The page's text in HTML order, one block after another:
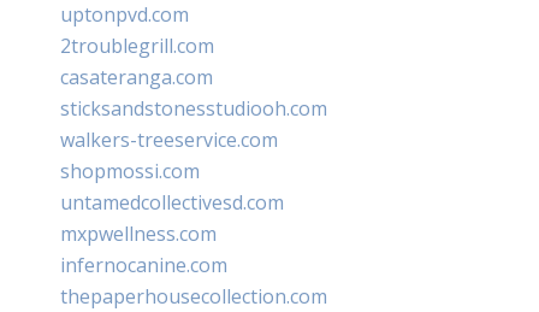
uptonpvd.com
2troublegrill.com
casateranga.com
sticksandstonesstudiooh.com
walkers-treeservice.com
shopmossi.com
untamedcollectivesd.com
mxpwellness.com
infernocanine.com
thepaperhousecollection.com